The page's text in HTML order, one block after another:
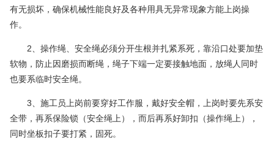
有无损坏，确保机械性能良好及各种用具无异常现象方能上岗操
作。
2、操作绳、安全绳必须分开生根并扎紧系死，靠沿口处要加垫
软物，防止因磨损而断绳，绳子下端一定要接触地面，放绳人同时
也要系临时安全绳。
3、施工员上岗前要穿好工作服，戴好安全帽，上岗时要先系安
全带，再系保险锁（安全绳上），而后再系好卸扣（操作绳上），
同时坐板扣子要打紧，固死。